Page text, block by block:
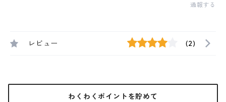
通報する
レビュー (2)
わくわくポイントを貯めて